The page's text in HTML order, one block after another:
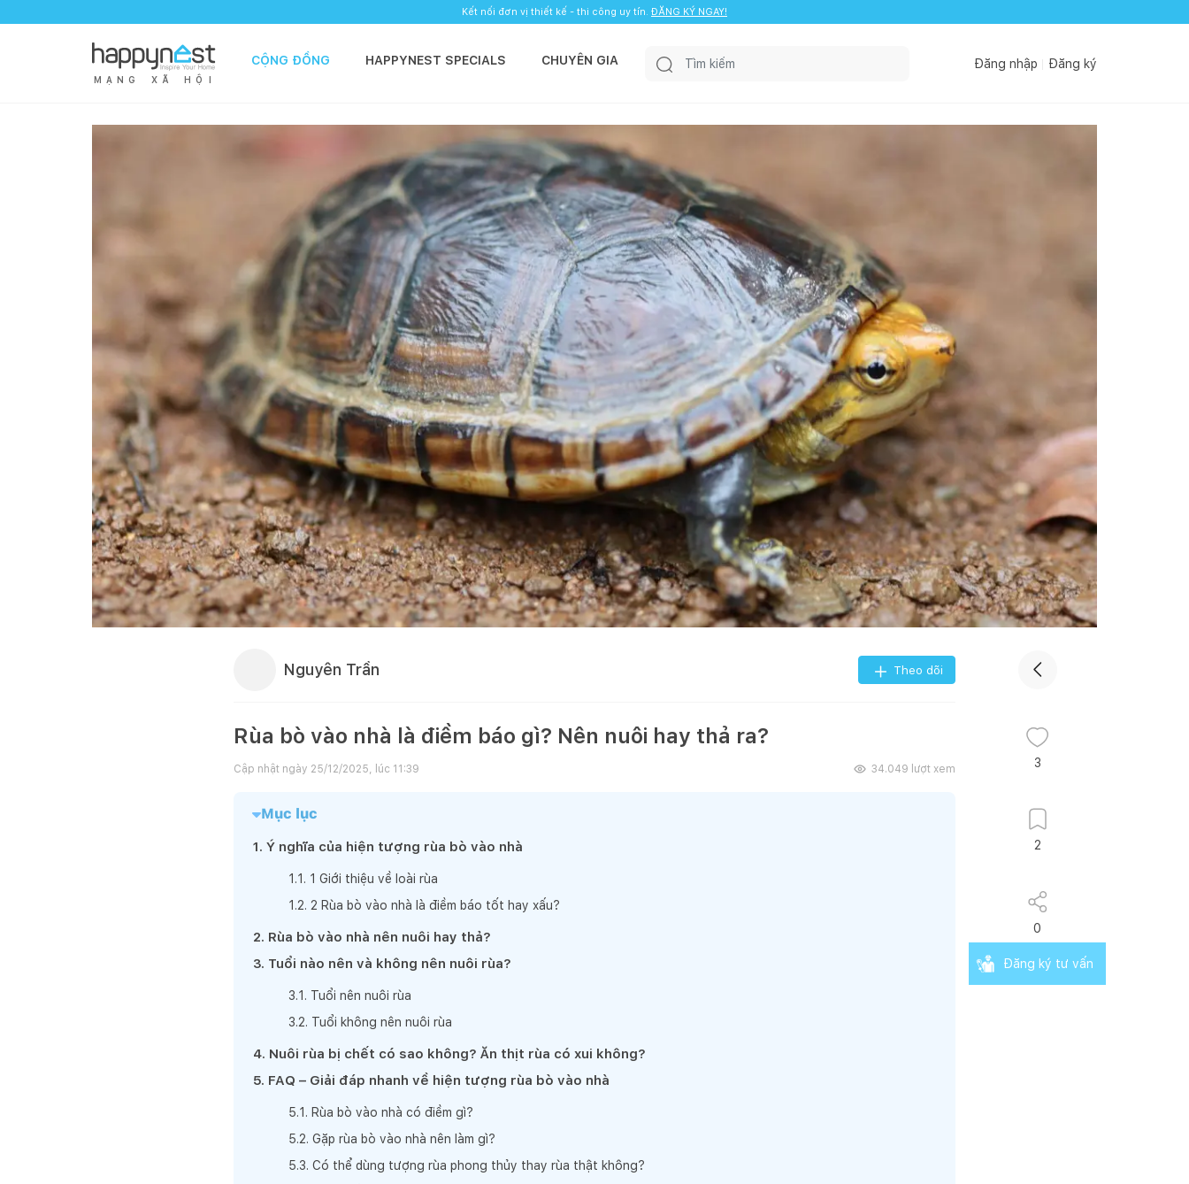
Kết nối đơn vị thiết kế - thi công uy tín. ĐĂNG KÝ NGAY!
M Ạ N G X Ã H Ộ I
CỘNG ĐỒNG HAPPYNEST SPECIALS CHUYÊN GIA Đăng nhập Đăng ký
Nguyên Trần Theo dõi
Rùa bò vào nhà là điềm báo gì? Nên nuôi hay thả ra?
Cập nhật ngày 25/12/2025, lúc 11:39 34.049 lượt xem
Mục lục
1. Ý nghĩa của hiện tượng rùa bò vào nhà
1 .1 . 1 Giới thiệu về loài rùa
1 .2. 2 Rùa bò vào nhà là điềm báo tốt hay xấu?
2. Rùa bò vào nhà nên nuôi hay thả?
3. Tuổi nào nên và không nên nuôi rùa?
3.1 . Tuổi nên nuôi rùa
3.2. Tuổi không nên nuôi rùa
4. Nuôi rùa bị chết có sao không? Ăn thịt rùa có xui không?
5. FAQ – Giải đáp nhanh về hiện tượng rùa bò vào nhà
5.1 . Rùa bò vào nhà có điềm gì?
5.2. Gặp rùa bò vào nhà nên làm gì?
5.3. Có thể dùng tượng rùa phong thủy thay rùa thật không?
3
2
0
Đăng ký tư vấn